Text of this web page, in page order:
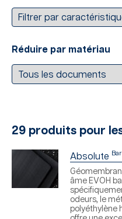
Réduire par matériau
29 produits pour
Absolute
âme EVOH
odeurs, le
polyéthylène